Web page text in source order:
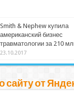
Smith & Nephew купила
американский бизнес
травматологии за 210
23.10.2017
сайту от